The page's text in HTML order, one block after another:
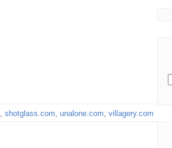
, shotglass.com, unalone.com, villagery.com